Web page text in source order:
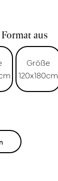
aus
Größe
120x180cm